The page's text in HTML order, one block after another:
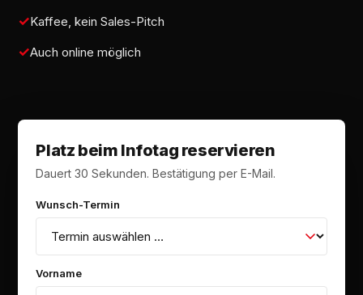
Kaffee, kein Sales-Pitch
Auch online möglich
Platz beim Infotag reservieren
Dauert 30 Sekunden. Bestätigung per E-Mail.
Wunsch-Termin
Vorname